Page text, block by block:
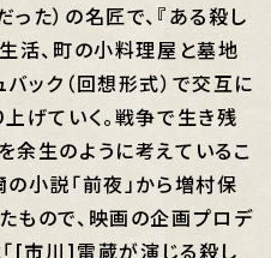
た）の名匠で、『ある殺し
活、町の小料理屋と墓地
ック（回想形式）で交互に
げていく。戦争で生き残
生のように考えているこ
小説「前夜」から増村保
もので、映画の企画プロデ
[市川]雷蔵が演じる殺し